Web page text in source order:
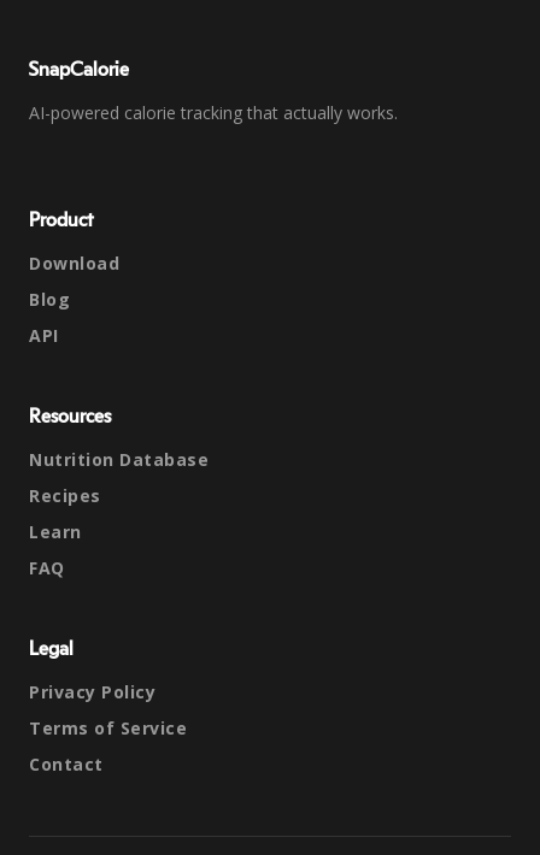
SnapCalorie
AI-powered calorie tracking that actually works.
Product
Download
Blog
API
Resources
Nutrition Database
Recipes
Learn
FAQ
Legal
Privacy Policy
Terms of Service
Contact